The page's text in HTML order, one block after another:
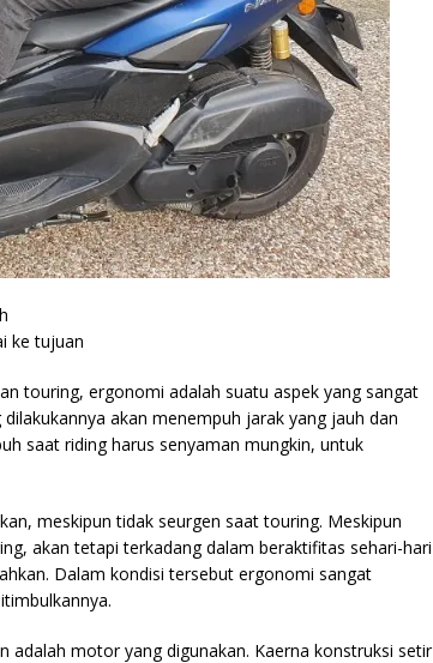
ke tujuan
touring, ergonomi adalah suatu aspek yang sangat
akan menempuh jarak yang jauh dan
saat riding harus senyaman mungkin, untuk
meskipun tidak seurgen saat touring. Meskipun
akan tetapi terkadang dalam beraktifitas sehari-hari
Dalam kondisi tersebut ergonomi sangat
motor yang digunakan. Kaerna konstruksi setir